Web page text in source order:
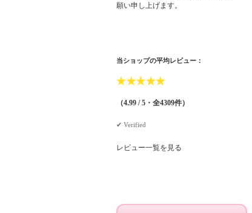
当ショップの平均レビュー：
★★★★★
（4.99 / 5・全4309件）
✔︎ Verified
レビュー一覧を見る